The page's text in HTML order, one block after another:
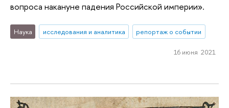
вопроса накануне падения Российской империи».
Наука исследования и аналитика репортаж о событии
16 июня 2021